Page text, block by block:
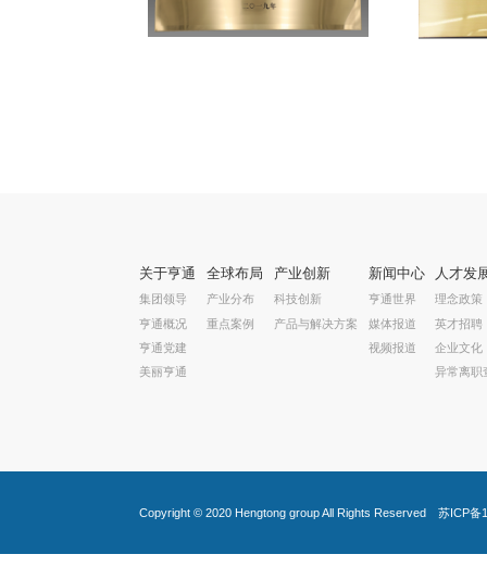
关于亨通
集团领导
亨通概况
亨通党建
美丽亨通
全球布局
产业分布
重点案例
产业创新
科技创新
产品与解决方案
新闻中心
亨通世界
媒体报道
视频报道
人才发
理念政策
英才招聘
企业文化
异常离职
Copyright © 2020 Hengtong groupAll Rights Reserved 苏ICP备